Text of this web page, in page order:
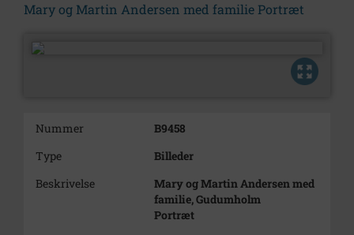
Mary og Martin Andersen med familie Portræt
Nummer
B9458
Type
Billeder
Beskrivelse
Mary og Martin Andersen med
familie, Gudumholm
Portræt